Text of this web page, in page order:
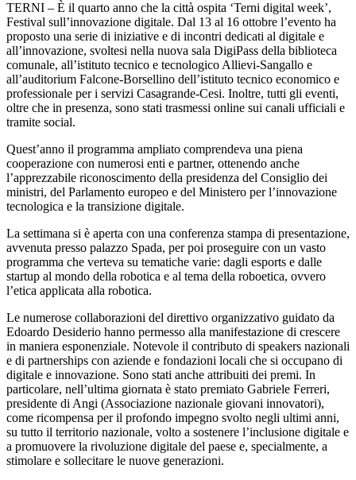
TERNI – È il quarto anno che la città ospita ‘Terni digital week’,
Festival sull’innovazione digitale. Dal 13 al 16 ottobre l’evento ha
proposto una serie di iniziative e di incontri dedicati al digitale e
all’innovazione, svoltesi nella nuova sala DigiPass della biblioteca
comunale, all’istituto tecnico e tecnologico Allievi-Sangallo e
all’auditorium Falcone-Borsellino dell’istituto tecnico economico e
professionale per i servizi Casagrande-Cesi. Inoltre, tutti gli eventi,
oltre che in presenza, sono stati trasmessi online sui canali ufficiali e
tramite social.
Quest’anno il programma ampliato comprendeva una piena
cooperazione con numerosi enti e partner, ottenendo anche
l’apprezzabile riconoscimento della presidenza del Consiglio dei
ministri, del Parlamento europeo e del Ministero per l’innovazione
tecnologica e la transizione digitale.
La settimana si è aperta con una conferenza stampa di presentazione,
avvenuta presso palazzo Spada, per poi proseguire con un vasto
programma che verteva su tematiche varie: dagli esports e dalle
startup al mondo della robotica e al tema della roboetica, ovvero
l’etica applicata alla robotica.
Le numerose collaborazioni del direttivo organizzativo guidato da
Edoardo Desiderio hanno permesso alla manifestazione di crescere
in maniera esponenziale. Notevole il contributo di speakers nazionali
e di partnerships con aziende e fondazioni locali che si occupano di
digitale e innovazione. Sono stati anche attribuiti dei premi. In
particolare, nell’ultima giornata è stato premiato Gabriele Ferreri,
presidente di Angi (Associazione nazionale giovani innovatori),
come ricompensa per il profondo impegno svolto negli ultimi anni,
su tutto il territorio nazionale, volto a sostenere l’inclusione digitale e
a promuovere la rivoluzione digitale del paese e, specialmente, a
stimolare e sollecitare le nuove generazioni.